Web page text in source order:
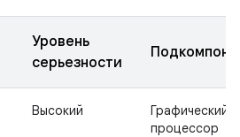
Уровень
серьезности
Высокий
Графический
процессор